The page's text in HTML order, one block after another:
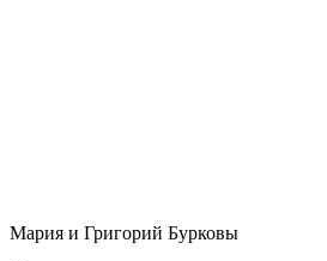
Мария и Григорий Бурковы